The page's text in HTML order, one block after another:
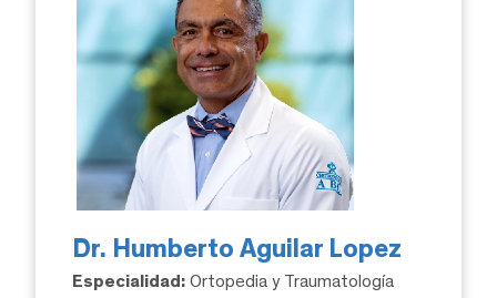
Dr. Humberto Aguilar Lopez
Especialidad: Ortopedia y Traumatología